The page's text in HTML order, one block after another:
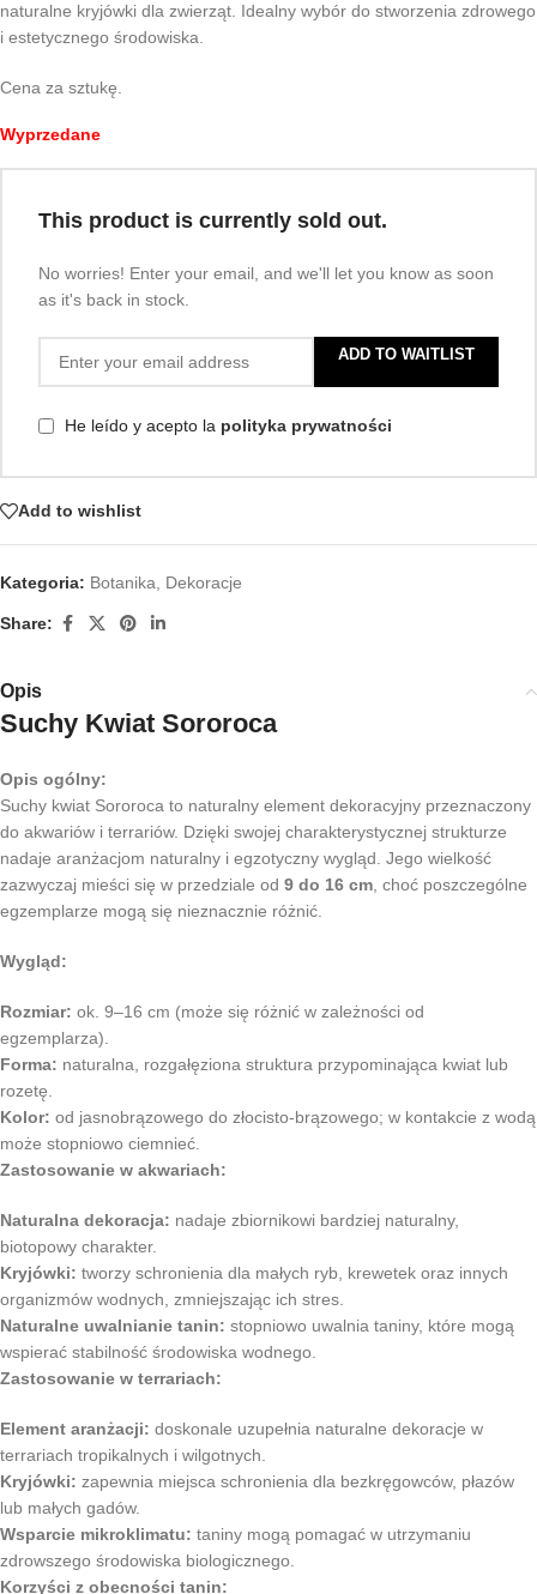
naturalne kryjówki dla zwierząt. Idealny wybór do stworzenia zdrowego
i estetycznego środowiska.
Cena za sztukę.
Wyprzedane
This product is currently sold out.
No worries! Enter your email, and we'll let you know as soon
as it's back in stock.
ADD TO WAITLIST
He leído y acepto la polityka prywatności
Add to wishlist
Kategoria: Botanika Dekoracje
Share:
Opis
Suchy Kwiat Sororoca
Opis ogólny:
Suchy kwiat Sororoca to naturalny element dekoracyjny przeznaczony
do akwariów i terrariów. Dzięki swojej charakterystycznej strukturze
nadaje aranżacjom naturalny i egzotyczny wygląd. Jego wielkość
zazwyczaj mieści się w przedziale od 9 do 16 cm , choć poszczególne
egzemplarze mogą się nieznacznie różnić.
Wygląd:
Rozmiar: ok. 9–16 cm (może się różnić w zależności od
egzemplarza).
Forma: naturalna, rozgałęziona struktura przypominająca kwiat lub
rozetę.
Kolor: od jasnobrązowego do złocisto-brązowego; w kontakcie z wodą
może stopniowo ciemnieć.
Zastosowanie w akwariach:
Naturalna dekoracja: nadaje zbiornikowi bardziej naturalny,
biotopowy charakter.
Kryjówki: tworzy schronienia dla małych ryb, krewetek oraz innych
organizmów wodnych, zmniejszając ich stres.
Naturalne uwalnianie tanin: stopniowo uwalnia taniny, które mogą
wspierać stabilność środowiska wodnego.
Zastosowanie w terrariach:
Element aranżacji: doskonale uzupełnia naturalne dekoracje w
terrariach tropikalnych i wilgotnych.
Kryjówki: zapewnia miejsca schronienia dla bezkręgowców, płazów
lub małych gadów.
Wsparcie mikroklimatu: taniny mogą pomagać w utrzymaniu
zdrowszego środowiska biologicznego.
Korzyści z obecności tanin: